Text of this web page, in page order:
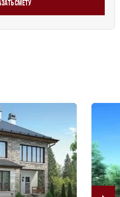
создавать незабываемые
смету